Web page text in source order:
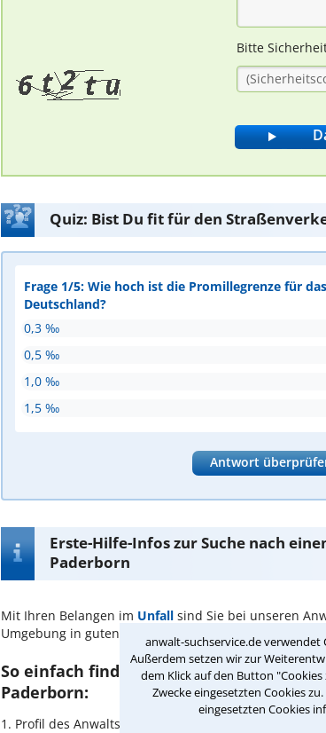
anwalt-suchservice.de
Außerdem setzen wir zur
dem Klick auf den Button
Zwecke eingesetzten Cookies
eingesetzten Cookies
Bitte
Quiz: Bist Du fit für den
Frage 1/5: Wie hoch ist die Promillegrenze für
Deutschland?
0,3 ‰
0,5 ‰
1,0 ‰
1,5 ‰
Antwort
Erste-Hilfe-Infos zur Suche nach
Paderborn
Mit Ihren Belangen im Unfall sind Sie bei unseren
Umgebung in guten Händen.
So einfach finden Sie den passenden
Paderborn:
1. Profil des Anwalts für Unfall in Ihrer Umgebung